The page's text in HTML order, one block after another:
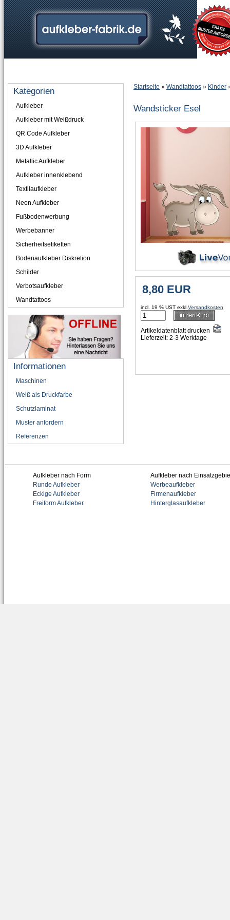
Startseite » Wandtattoos » Kinder
Wandsticker Esel
incl. 19 % UST exkl. Versandkosten
Artikeldatenblatt drucken
Lieferzeit: 2-3 Werktage
Kategorien
Aufkleber
Aufkleber mit Weißdruck
QR Code Aufkleber
3D Aufkleber
Metallic Aufkleber
Aufkleber innenklebend
Textilaufkleber
Neon Aufkleber
Fußbodenwerbung
Werbebanner
Sicherheitsetiketten
Bodenaufkleber Diskretion
Schilder
Verbotsaufkleber
Wandtattoos
Informationen
Maschinen
Weiß als Druckfarbe
Schutzlaminat
Muster anfordern
Referenzen
Aufkleber nach Form
Aufkleber nach
Runde Aufkleber
Werbeaufkleber
Eckige Aufkleber
Firmenaufkleber
Freiform Aufkleber
Hinterglasaufkleber